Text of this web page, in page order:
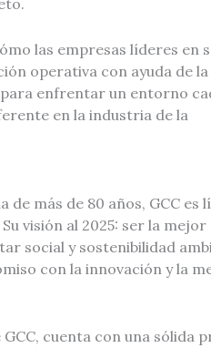
las empresas líderes en
operativa con ayuda de la
enfrentar un entorno
en la industria de la
más de 80 años, GCC es
visión al 2025: ser la mejor
social y sostenibilidad
con la innovación y la
cuenta con una sólida